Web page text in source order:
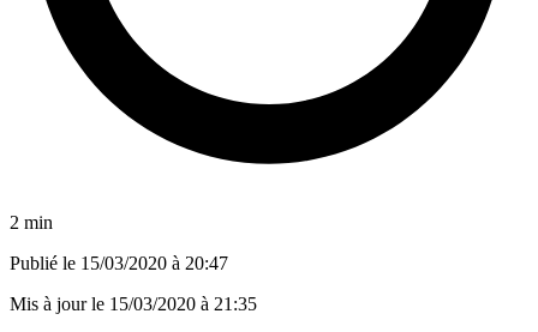
2 min
Publié le 15/03/2020 à 20:47
Mis à jour le 15/03/2020 à 21:35